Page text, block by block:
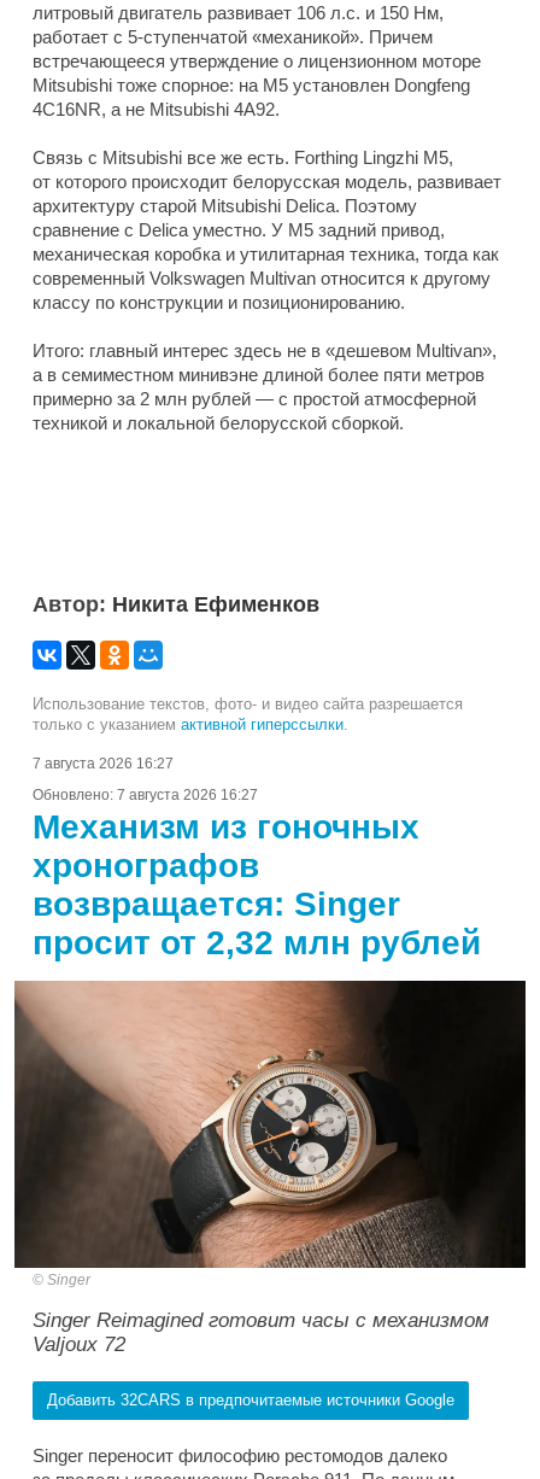
литровый двигатель развивает 106 л.с. и 150 Нм,
работает с 5-ступенчатой «механикой». Причем
встречающееся утверждение о лицензионном моторе
Mitsubishi тоже спорное: на M5 установлен Dongfeng
4C16NR, а не Mitsubishi 4A92.
Связь с Mitsubishi все же есть. Forthing Lingzhi M5,
от которого происходит белорусская модель, развивает
архитектуру старой Mitsubishi Delica. Поэтому
сравнение с Delica уместно. У M5 задний привод,
механическая коробка и утилитарная техника, тогда как
современный Volkswagen Multivan относится к другому
классу по конструкции и позиционированию.
Итого: главный интерес здесь не в «дешевом Multivan»,
а в семиместном минивэне длиной более пяти метров
примерно за 2 млн рублей — с простой атмосферной
техникой и локальной белорусской сборкой.
Автор: Никита Ефименков
Использование текстов, фото- и видео сайта разрешается
только с указанием активной гиперссылки
7 августа 2026 16:27
Обновлено: 7 августа 2026 16:27
Механизм из гоночных
хронографов
возвращается: Singer
просит от 2,32 млн рублей
Singer
Singer Reimagined готовит часы с механизмом
Valjoux 72
Добавить 32CARS в предпочитаемые источники Google
Singer переносит философию рестомодов далеко